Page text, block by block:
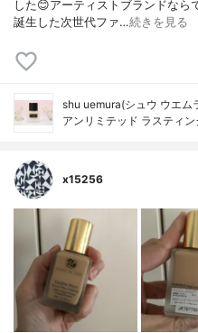
した😊アーティストブランドなら
誕生した次世代ファ…続きを見る
shu uemura(シュウ ウエム
アンリミテッド ラスティ
x15256